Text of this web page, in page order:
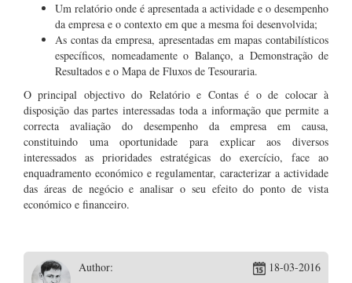
Um relatório onde é apresentada a actividade e o desempenho
da empresa e o contexto em que a mesma foi desenvolvida;
As contas da empresa, apresentadas em mapas contabilísticos
específicos, nomeadamente o Balanço, a Demonstração de
Resultados e o Mapa de Fluxos de Tesouraria.
O principal objectivo do Relatório e Contas é o de colocar à
disposição das partes interessadas toda a informação que permite a
correcta avaliação do desempenho da empresa em causa,
constituindo uma oportunidade para explicar aos diversos
interessados as prioridades estratégicas do exercício, face ao
enquadramento económico e regulamentar, caracterizar a actividade
das áreas de negócio e analisar o seu efeito do ponto de vista
económico e financeiro.
Author: 18-03-2016